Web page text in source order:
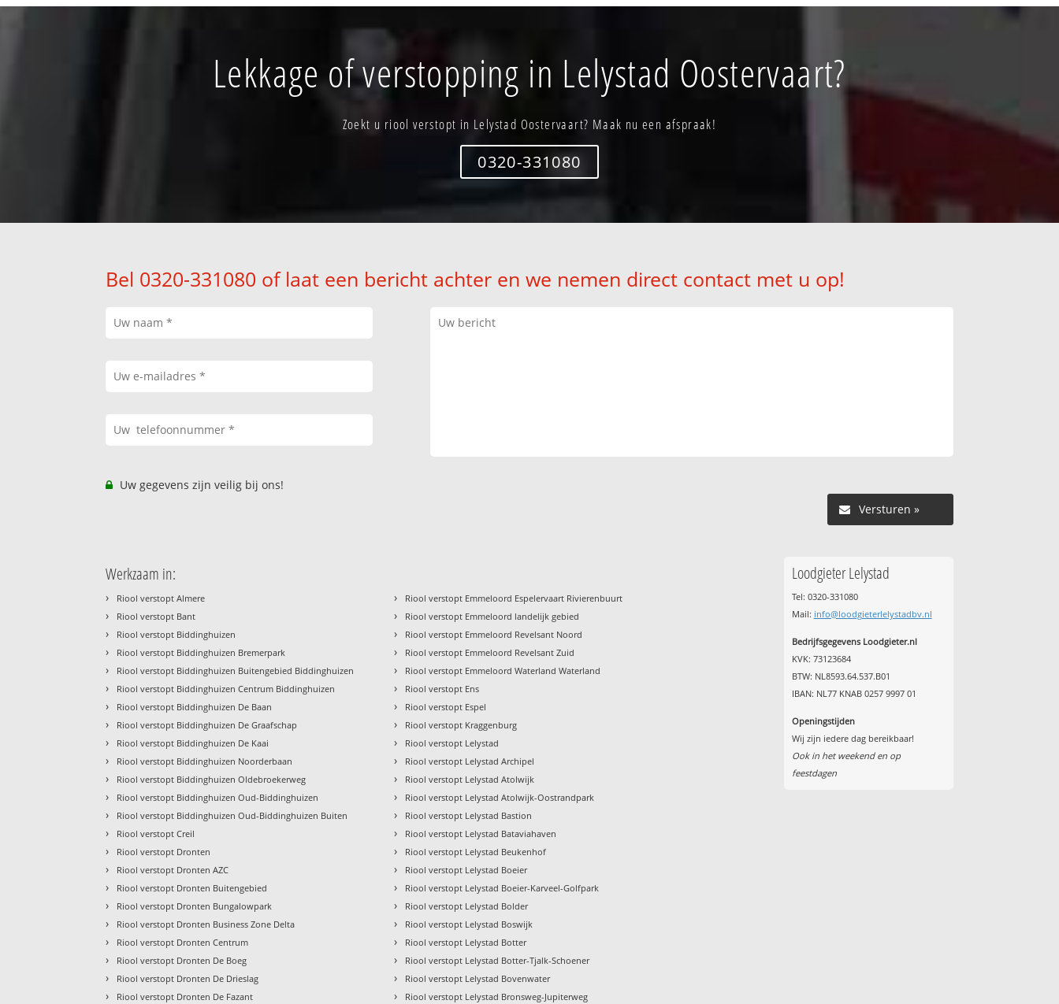
Lekkage of verstopping in Lelystad Oostervaart?
Zoekt u riool verstopt in Lelystad Oostervaart? Maak nu een afspraak!
0320-331080
Bel 0320-331080 of laat een bericht achter en we nemen direct contact met u op!
Uw gegevens zijn veilig bij ons!
Versturen »
Werkzaam in:
› Riool verstopt Almere
› Riool verstopt Bant
› Riool verstopt Biddinghuizen
› Riool verstopt Biddinghuizen Bremerpark
› Riool verstopt Biddinghuizen Buitengebied Biddinghuizen
› Riool verstopt Biddinghuizen Centrum Biddinghuizen
› Riool verstopt Biddinghuizen De Baan
› Riool verstopt Biddinghuizen De Graafschap
› Riool verstopt Biddinghuizen De Kaai
› Riool verstopt Biddinghuizen Noorderbaan
› Riool verstopt Biddinghuizen Oldebroekerweg
› Riool verstopt Biddinghuizen Oud-Biddinghuizen
› Riool verstopt Biddinghuizen Oud-Biddinghuizen Buiten
› Riool verstopt Creil
› Riool verstopt Dronten
› Riool verstopt Dronten AZC
› Riool verstopt Dronten Buitengebied
› Riool verstopt Dronten Bungalowpark
› Riool verstopt Dronten Business Zone Delta
› Riool verstopt Dronten Centrum
› Riool verstopt Dronten De Boeg
› Riool verstopt Dronten De Drieslag
› Riool verstopt Dronten De Fazant
› Riool verstopt Emmeloord Espelervaart Rivierenbuurt
› Riool verstopt Emmeloord landelijk gebied
› Riool verstopt Emmeloord Revelsant Noord
› Riool verstopt Emmeloord Revelsant Zuid
› Riool verstopt Emmeloord Waterland Waterland
› Riool verstopt Ens
› Riool verstopt Espel
› Riool verstopt Kraggenburg
› Riool verstopt Lelystad
› Riool verstopt Lelystad Archipel
› Riool verstopt Lelystad Atolwijk
› Riool verstopt Lelystad Atolwijk-Oostrandpark
› Riool verstopt Lelystad Bastion
› Riool verstopt Lelystad Bataviahaven
› Riool verstopt Lelystad Beukenhof
› Riool verstopt Lelystad Boeier
› Riool verstopt Lelystad Boeier-Karveel-Golfpark
› Riool verstopt Lelystad Bolder
› Riool verstopt Lelystad Boswijk
› Riool verstopt Lelystad Botter
› Riool verstopt Lelystad Botter-Tjalk-Schoener
› Riool verstopt Lelystad Bovenwater
› Riool verstopt Lelystad Bronsweg-Jupiterweg
Loodgieter Lelystad
Tel: 0320-331080
Mail: info@loodgieterlelystadbv.nl
Bedrijfsgegevens Loodgieter.nl
KVK: 73123684
BTW: NL8593.64.537.B01
IBAN: NL77 KNAB 0257 9997 01
Openingstijden
Wij zijn iedere dag bereikbaar!
Ook in het weekend en op
feestdagen